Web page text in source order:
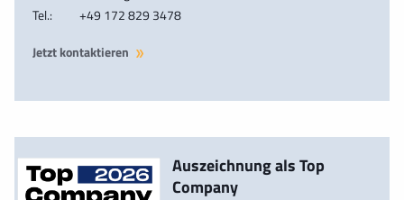
Tel.:
+49 172 829 3478
Jetzt kontaktieren
Auszeichnung als Top
Company